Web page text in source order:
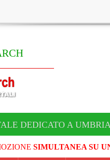
DEDICATO A
SIMULTANEA SU